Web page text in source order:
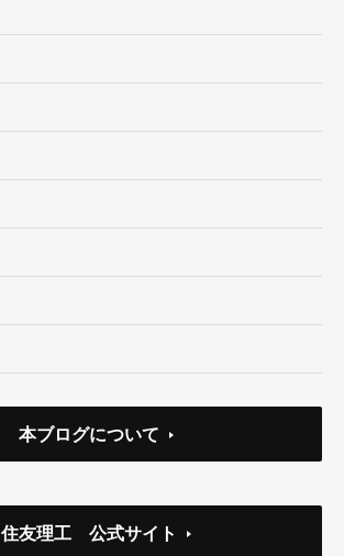
本ブログについて
住友理工 公式サイト